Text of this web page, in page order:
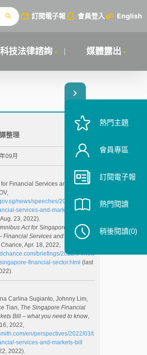
訂閱電子報 會員登入 English
科技法律諮詢 媒體露出
整理
09月
Financial Services and Markets
news/speeches/2022/explan
services-and-markets-bill-
23, 2022).
Act for Singapore's
Financial Services and Markets
Apr. 18, 2022,
briefings/2022/04/new
financial-sector.html (last
Carlina Sugianto, Johnny Lim,
Tian, The Singapore Financial
Bill – what you need to know,
2022,
en/perspectives/2022/03/t
services-and-markets-bill
2022).
熱門主題
會員專區
訂閱電子報
熱門閱讀
稍後閱讀(0)